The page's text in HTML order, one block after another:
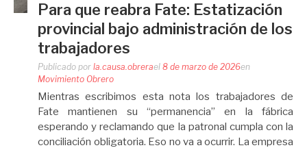
Para que reabra Fate: Estatización
provincial bajo administración de los
trabajadores
Publicado por la.causa.obrerael 8 de marzo de 2026en
Movimiento Obrero
Mientras escribimos esta nota los trabajadores de
Fate mantienen su “permanencia” en la fábrica
esperando y reclamando que la patronal cumpla con la
conciliación obligatoria. Eso no va a ocurrir. La empresa